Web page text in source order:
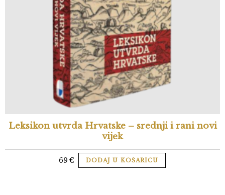
Leksikon utvrda Hrvatske – srednji i rani novi
vijek
69 € DODAJ U KOŠARICU